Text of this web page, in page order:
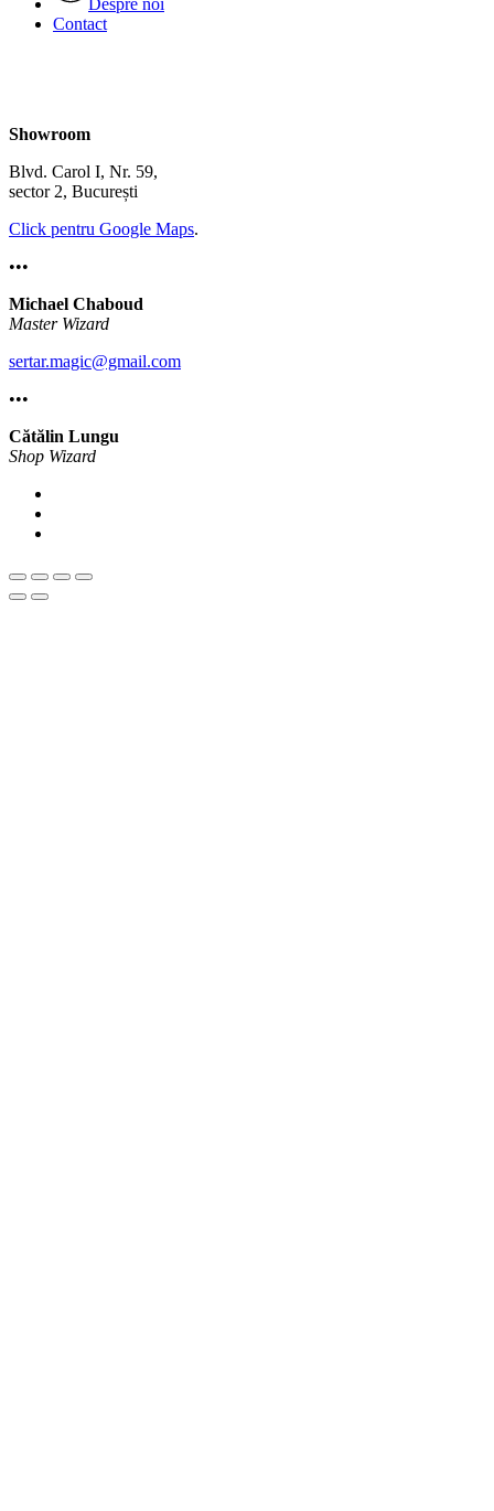
Despre noi
Contact
Showroom
Blvd. Carol I, Nr. 59,
sector 2, București
Click pentru Google Maps.
•••
Michael Chaboud
Master Wizard
sertar.magic@gmail.com
•••
Cătălin Lungu
Shop Wizard